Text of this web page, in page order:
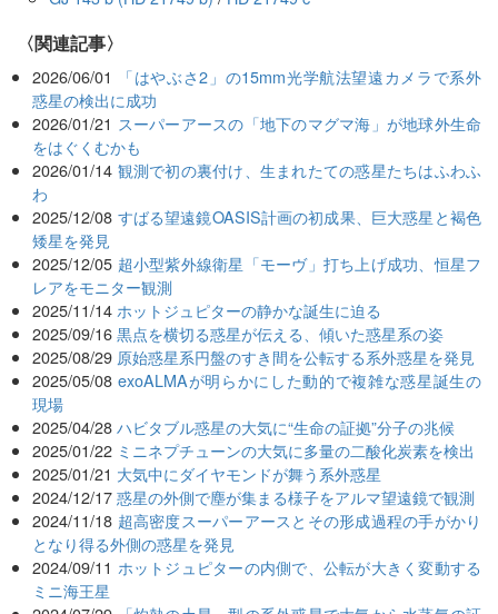
関連記事
2026/06/01
「はやぶさ2」の15mm光学航法望遠カメラで系外
惑星の検出に成功
2026/01/21 スーパーアースの「地下のマグマ海」が地球外生命
をはぐくむかも
2026/01/14 観測で初の裏付け、生まれたての惑星たちはふわふ
わ
2025/12/08 すばる望遠鏡OASIS計画の初成果、巨大惑星と褐色
矮星を発見
2025/12/05 超小型紫外線衛星「モーヴ」打ち上げ成功、恒星フ
レアをモニター観測
2025/11/14 ホットジュピターの静かな誕生に迫る
2025/09/16 黒点を横切る惑星が伝える、傾いた惑星系の姿
2025/08/29 原始惑星系円盤のすき間を公転する系外惑星を発見
2025/05/08 exoALMAが明らかにした動的で複雑な惑星誕生の
現場
2025/04/28 ハビタブル惑星の大気に“生命の証拠”分子の兆候
2025/01/22 ミニネプチューンの大気に多量の二酸化炭素を検出
2025/01/21 大気中にダイヤモンドが舞う系外惑星
2024/12/17 惑星の外側で塵が集まる様子をアルマ望遠鏡で観測
2024/11/18 超高密度スーパーアースとその形成過程の手がかり
となり得る外側の惑星を発見
2024/09/11 ホットジュピターの内側で、公転が大きく変動する
ミニ海王星